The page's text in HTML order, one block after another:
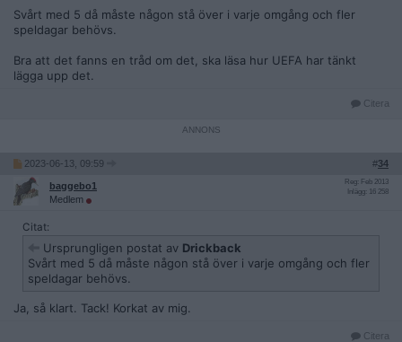
Svårt med 5 då måste någon stå över i varje omgång och fler
speldagar behövs.
Bra att det fanns en tråd om det, ska läsa hur UEFA har tänkt
lägga upp det.
Citera
2023-06-13, 09:59 #34
baggebo1
Medlem
Reg: Feb 2013
Inlägg: 16 258
Citat:
Ursprungligen postat av Drickback
Svårt med 5 då måste någon stå över i varje omgång och fler
speldagar behövs.
Ja, så klart. Tack! Korkat av mig.
Citera